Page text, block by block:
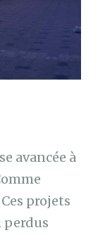
avancée à
projets
perdus